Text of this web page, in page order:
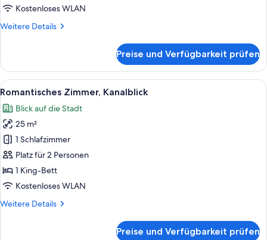
Kostenloses WLAN
Weitere Details
Weitere
Suite
Preise und Verfügbarkeit prüfen
Alle
Fotos
für
Romantisches
Zimmer,
Kanalblick
anzeigen
Ein Holztisch mit Lampe, einem
10
Romantisches Zimmer, Kanalblick
Blick auf die Stadt
25 m²
1 Schlafzimmer
Platz für 2 Personen
1 King-Bett
Kostenloses WLAN
Weitere Details
Weitere
Preise und Verfügbarkeit prüfen